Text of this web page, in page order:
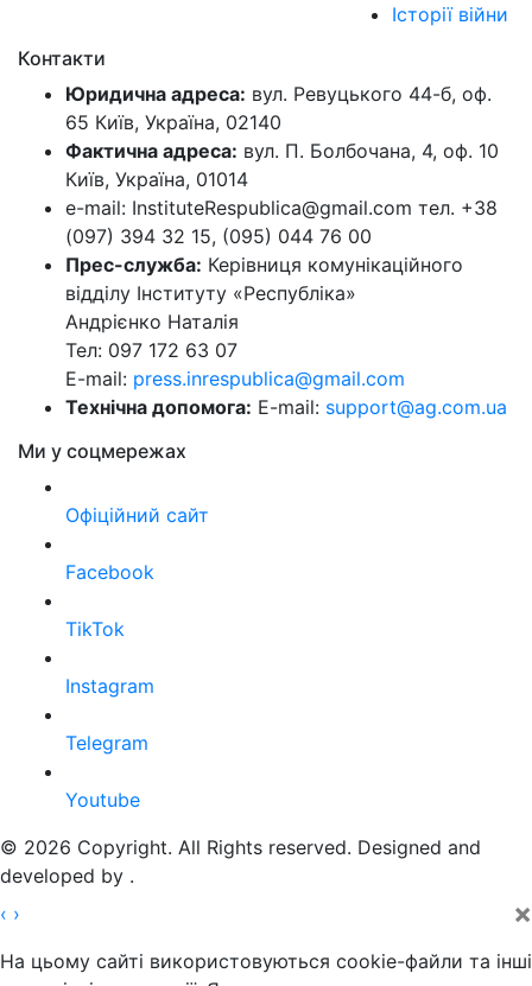
Історії війни
Контакти
Юридична адреса: вул. Ревуцького 44-б, оф.
65 Київ, Україна, 02140
Фактична адреса: вул. П. Болбочана, 4, оф. 10
Київ, Україна, 01014
e-mail: InstituteRespublica@gmail.com тел. +38
(097) 394 32 15, (095) 044 76 00
Прес-служба: Керівниця комунікаційного
відділу Інституту «Республіка»
Андрієнко Наталія
Тел: 097 172 63 07
E-mail: press.inrespublica@gmail.com
Технічна допомога: E-mail: support@ag.com.ua
Ми у соцмережах
Офіційний сайт
Facebook
TikTok
Instagram
Telegram
Youtube
© 2026 Copyright. All Rights reserved. Designed and
developed by .
‹ › ×
На цьому сайті використовуються cookie-файли та інші